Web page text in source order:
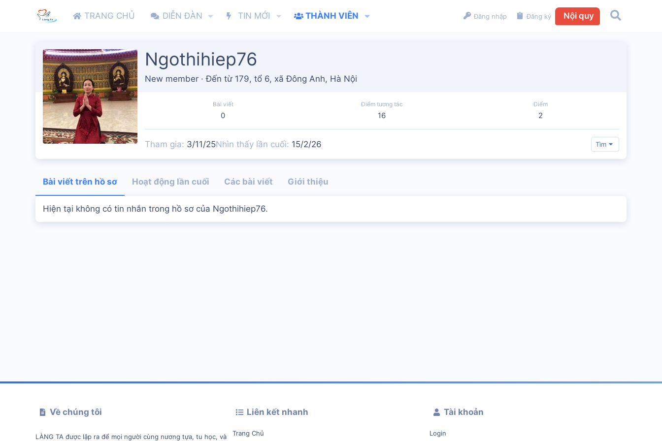
TRANG CHỦ DIỄN ĐÀN TIN MỚI THÀNH VIÊN Đăng nhập Đăng ký Nội quy
Ngothihiep76
New member · Đến từ 179, tổ 6, xã Đông Anh, Hà Nội
Bài viết
0
Điểm tương tác
16
Điểm
2
Tham gia 3/11/25Nhìn thấy lần cuối 15/2/26 Tìm
Bài viết trên hồ sơ Hoạt động lần cuối Các bài viết Giới thiệu
Hiện tại không có tin nhắn trong hồ sơ của Ngothihiep76.
Về chúng tôi
LÀNG TA được lập ra để mọi người cùng nương tựa, tu học, và
Liên kết nhanh
Trang Chủ
Tài khoản
Login